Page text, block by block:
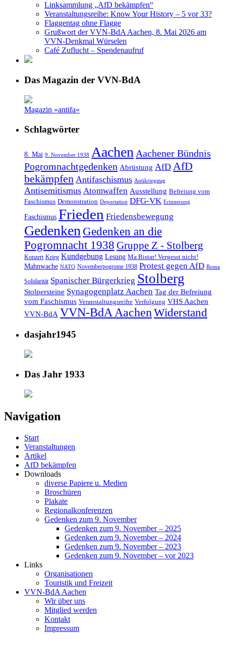
Linksammlung „AfD bekämpfen“
Veranstaltungsreihe: Know Your History – 5 vor 33?
Flaggentag ohne Flagge
Grußwort der VVN-BdA Aachen, 8. Mai 2026 am
VVN-Denkmal Würselen
Café Zuflucht – Spendenaufruf
Das Magazin der VVN-BdA
Magazin »antifa«
Schlagwörter
8. Mai 9. November 1938 Aachen Aachener Bündnis
Pogromnachtgedenken Abrüstung AfD AfD
bekämpfen Antifaschismus Antikriegstag
Antisemitismus Atomwaffen Ausstellung Befreiung vom
Faschismus Demonstration Deportation DFG-VK Erinnerung
Faschismus Frieden Friedensbewegung
Gedenken Gedenken an die
Pogromnacht 1938 Gruppe Z - Stolberg
Konzert Krieg Kundgebung Lesung Ma Bistar! Vergesst nicht!
Mahnwache NATO Novemberpogrome 1938 Protest gegen AfD Roma
Solidarität Spanischer Bürgerkrieg Stolberg
Stolpersteine Synagogenplatz Aachen Tag der Befreiung
vom Faschismus Veranstaltungsreihe Verfolgung VHS Aachen
VVN-BdA VVN-BdA AachenWiderstand
dasjahr1945
Das Jahr 1933
Navigation
Start
Veranstaltungen
Artikel
AfD bekämpfen
Downloads
diverse Papiere u. Medien
Broschüren
Plakate
Regionalkonferenzen
Gedenken zum 9. November
Gedenken zum 9. November – 2025
Gedenken zum 9. November – 2024
Gedenken zum 9. November – 2023
Gedenken zum 9. November – vor 2023
Links
Organisationen
Touristik und Freizeit
VVN-BdA Aachen
Wir über uns
Mitglied werden
Kontakt
Impressum